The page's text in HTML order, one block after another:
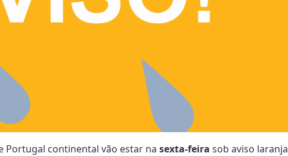
Portugal continental vão estar na sexta-feira sob aviso laranja